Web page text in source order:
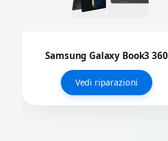
Samsung Galaxy Book3 360
Vedi riparazioni